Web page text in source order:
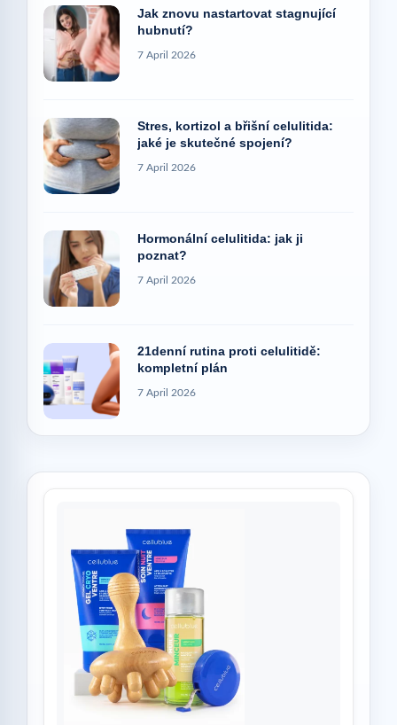
Jak znovu nastartovat stagnující
hubnutí?
7 April 2026
Stres, kortizol a břišní celulitida:
jaké je skutečné spojení?
7 April 2026
Hormonální celulitida: jak ji
poznat?
7 April 2026
21denní rutina proti celulitidě:
kompletní plán
7 April 2026